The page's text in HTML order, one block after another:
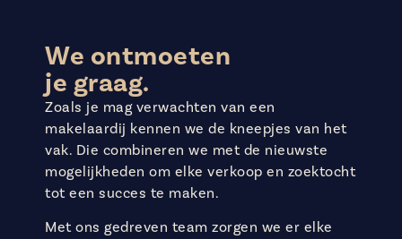
We ontmoeten
je graag.
Zoals je mag verwachten van een
makelaardij kennen we de kneepjes van het
vak. Die combineren we met de nieuwste
mogelijkheden om elke verkoop en zoektocht
tot een succes te maken.
Met ons gedreven team zorgen we er elke